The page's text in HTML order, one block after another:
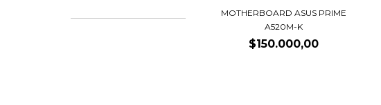
MOTHERBOARD ASUS PRIME
A520M-K
$150.000,00